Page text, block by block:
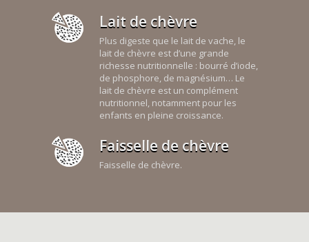
Lait de chèvre
Plus digeste que le lait de vache, le
lait de chèvre est d’une grande
richesse nutritionnelle : bourré d’iode,
de phosphore, de magnésium… Le
lait de chèvre est un complément
nutritionnel, notamment pour les
enfants en pleine croissance.
Faisselle de chèvre
Faisselle de chèvre.